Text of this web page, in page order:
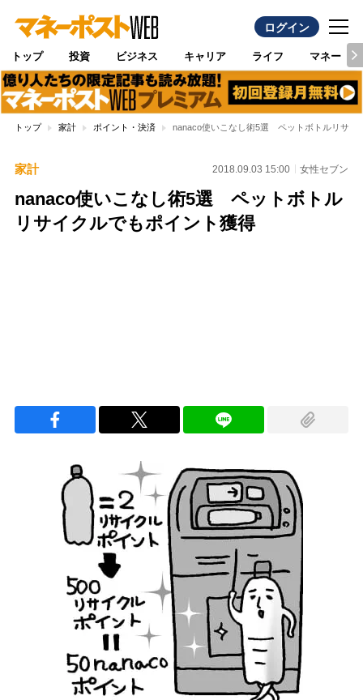
ログイン
トップ 投資 ビジネス キャリア ライフ マネー
トップ 家計 ポイント・決済 nanaco使いこなし術5選 ペットボトルリサイ
家計 2018.09.03 15:00 女性セブン
nanaco使いこなし術5選 ペットボトル
リサイクルでもポイント獲得